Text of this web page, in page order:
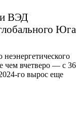
ВЭД
Юга
чем вчетверо — с 36
го вырос еще